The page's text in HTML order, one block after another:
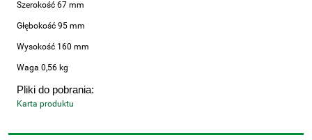
Szerokość 67 mm
Głębokość 95 mm
Wysokość 160 mm
Waga 0,56 kg
Pliki do pobrania:
Karta produktu